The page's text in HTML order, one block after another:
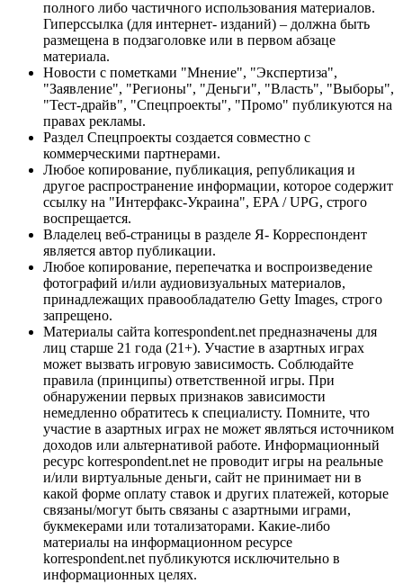
полного либо частичного использования материалов.
Гиперссылка (для интернет- изданий) – должна быть
размещена в подзаголовке или в первом абзаце
материала.
Новости с пометками "Мнение", "Экспертиза",
"Заявление", "Регионы", "Деньги", "Власть", "Выборы",
"Тест-драйв", "Спецпроекты", "Промо" публикуются на
правах рекламы.
Раздел Спецпроекты создается совместно с
коммерческими партнерами.
Любое копирование, публикация, републикация и
другое распространение информации, которое содержит
ссылку на "Интерфакс-Украина", EPA / UPG, строго
воспрещается.
Владелец веб-страницы в разделе Я- Корреспондент
является автор публикации.
Любое копирование, перепечатка и воспроизведение
фотографий и/или аудиовизуальных материалов,
принадлежащих правообладателю Getty Images, строго
запрещено.
Материалы сайта korrespondent.net предназначены для
лиц старше 21 года (21+). Участие в азартных играх
может вызвать игровую зависимость. Соблюдайте
правила (принципы) ответственной игры. При
обнаружении первых признаков зависимости
немедленно обратитесь к специалисту. Помните, что
участие в азартных играх не может являться источником
доходов или альтернативой работе. Информационный
ресурс korrespondent.net не проводит игры на реальные
и/или виртуальные деньги, сайт не принимает ни в
какой форме оплату ставок и других платежей, которые
связаны/могут быть связаны с азартными играми,
букмекерами или тотализаторами. Какие-либо
материалы на информационном ресурсе
korrespondent.net публикуются исключительно в
информационных целях.